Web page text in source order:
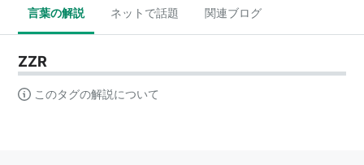
言葉の解説 ネットで話題 関連ブログ
ZZR
このタグの解説について